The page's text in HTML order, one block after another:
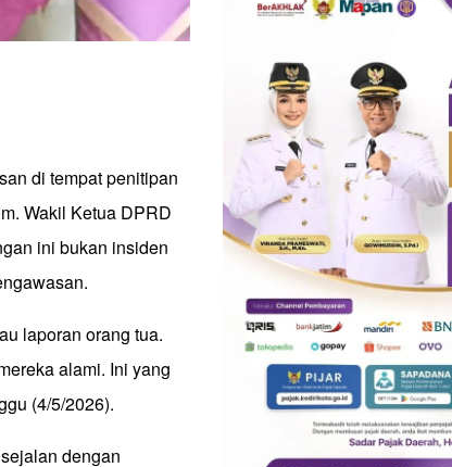
di tempat penitipan
Wakil Ketua DPRD
ini bukan insiden
laporan orang tua.
alami. Ini yang
(4/5/2026).
dengan